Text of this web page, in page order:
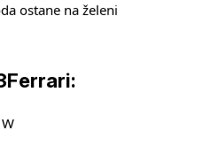
ostane na želeni